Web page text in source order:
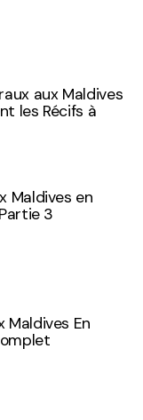
aux Maldives
les Récifs à
Maldives en
3
Maldives En